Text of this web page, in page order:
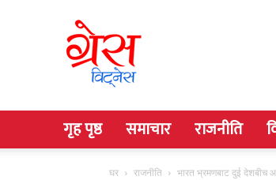
गृह पृष्ठ समाचार राजनीति
घर राजनीति भारत भ्रमणबाट दुई देशबीच